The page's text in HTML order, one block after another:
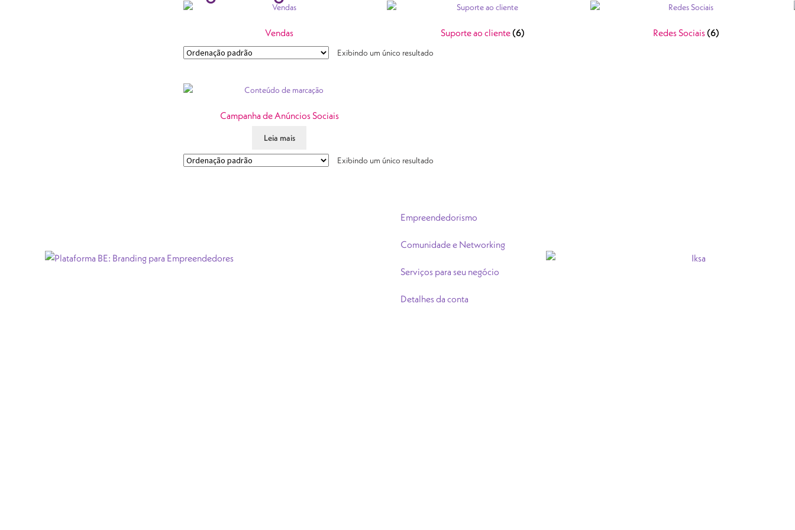
Vendas Suporte ao cliente(6) Redes Sociais(6)
Exibindo um único resultado
Campanha de Anúncios Sociais
Leia mais
Exibindo um único resultado
Empreendedorismo
Comunidade e Networking
Serviços para seu negócio
Detalhes da conta